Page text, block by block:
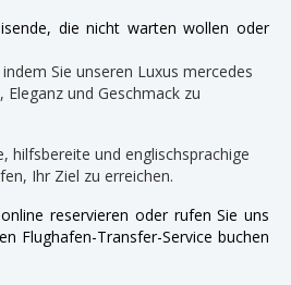
die nicht warten wollen oder
Sie unseren Luxus mercedes
und Geschmack zu
hilfsbereite und englischsprachige
Ihr Ziel zu erreichen.
reservieren oder rufen Sie uns
Flughafen-Transfer-Service buchen